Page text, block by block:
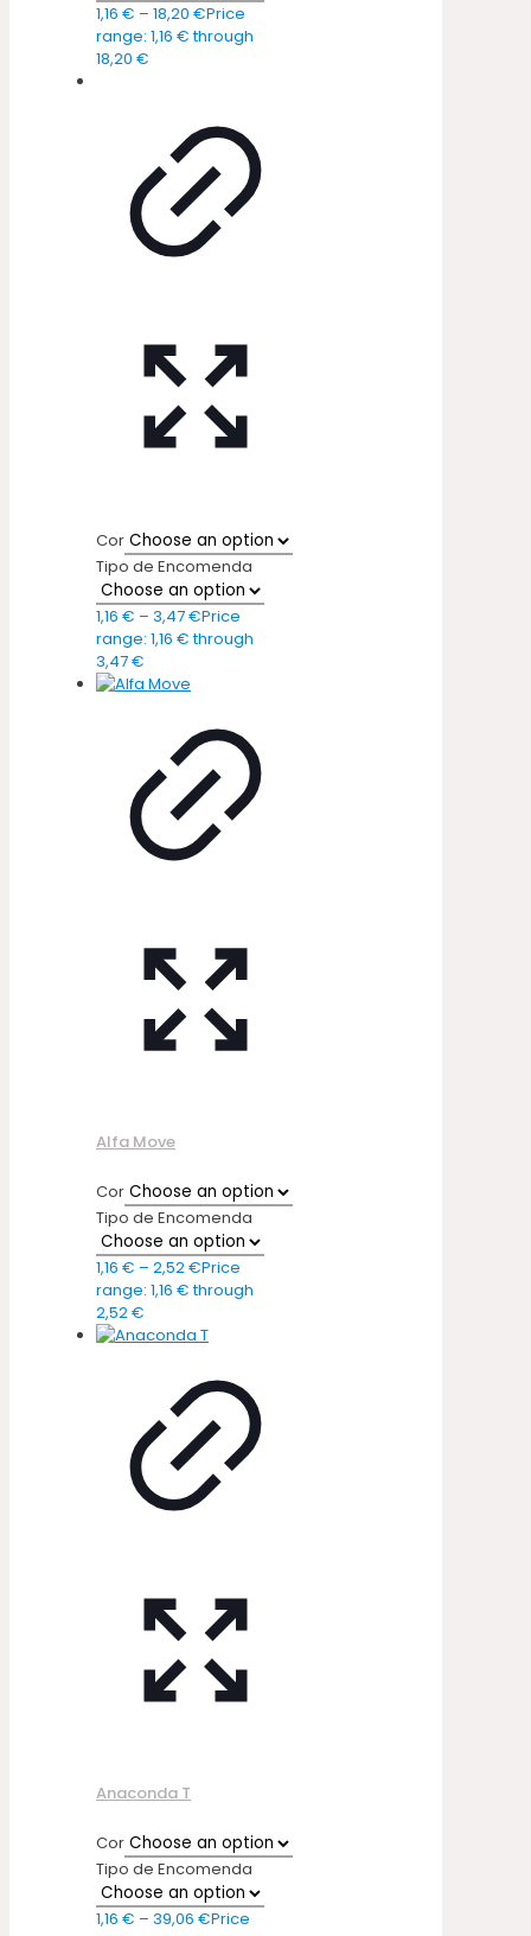
1,16 € – 18,20 €Price
range: 1,16 € through
18,20 €
Cor
Tipo de Encomenda
1,16 € – 3,47€Price
range: 1,16 € through
3,47 €
Alfa Move
Cor
Tipo de Encomenda
1,16 € – 2,52€Price
range: 1,16 € through
2,52 €
Anaconda T
Cor
Tipo de Encomenda
1,16 € – 39,06 €Price